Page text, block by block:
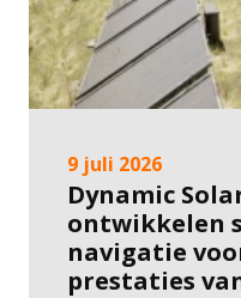
9 juli 2026
Dynamic
ontwikkelen
navigatie
prestaties